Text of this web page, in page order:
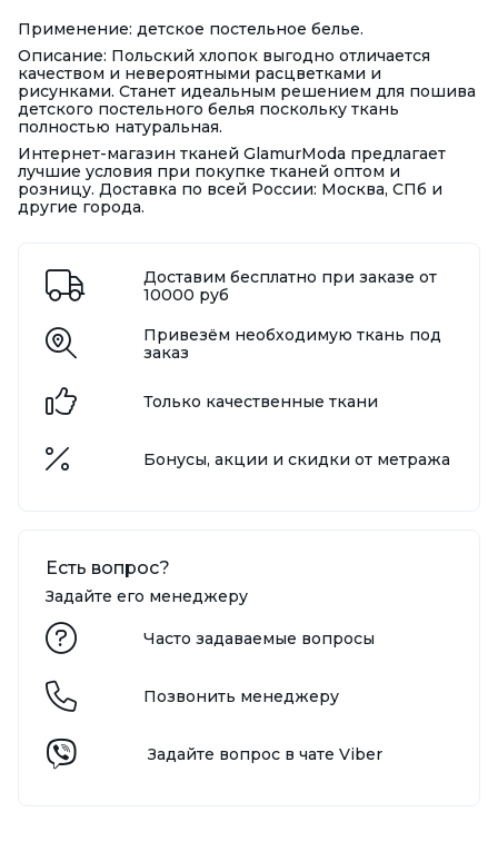
Применение: детское постельное белье.
Описание: Польский хлопок выгодно отличается
качеством и невероятными расцветками и
рисунками. Станет идеальным решением для пошива
детского постельного белья поскольку ткань
полностью натуральная.
Интернет-магазин тканей GlamurModa предлагает
лучшие условия при покупке тканей оптом и
розницу. Доставка по всей России: Москва, СПб и
другие города.
Доставим бесплатно при заказе от
10000 руб
Привезём необходимую ткань под
заказ
Только качественные ткани
Бонусы, акции и скидки от метража
Есть вопрос?
Задайте его менеджеру
Часто задаваемые вопросы
Позвонить менеджеру
Задайте вопрос в чате Viber